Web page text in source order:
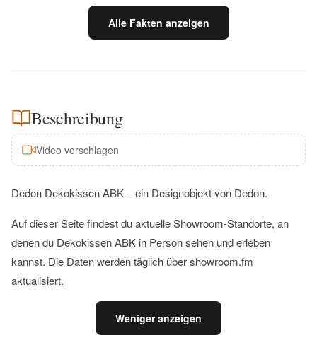
Alle Fakten anzeigen
Beschreibung
Video vorschlagen
Dedon Dekokissen ABK – ein Designobjekt von Dedon.
Auf dieser Seite findest du aktuelle Showroom-Standorte, an
denen du Dekokissen ABK in Person sehen und erleben
kannst. Die Daten werden täglich über showroom.fm
aktualisiert.
Weniger anzeigen